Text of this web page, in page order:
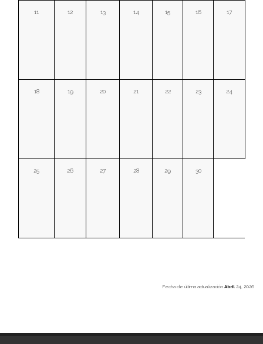
11 12 13 14 15 16 17
18 19 20 21 22 23 24
25 26 27 28 29 30
Fecha de última actualización Abril 24, 2026